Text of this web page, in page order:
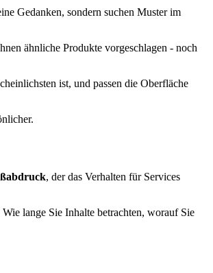
Gedanken, sondern suchen Muster im
ähnliche Produkte vorgeschlagen - noch
ist, und passen die Oberfläche
, der das Verhalten für Services
lange Sie Inhalte betrachten, worauf Sie